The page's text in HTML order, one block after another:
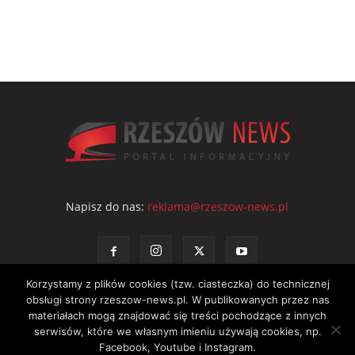
Napisz do nas: reklama@rzeszow-news.pl
Kontakt Polityka prywatności Regulamin portalu
Korzystamy z plików cookies (tzw. ciasteczka) do technicznej
obsługi strony rzeszow-news.pl. W publikowanych przez nas
materiałach mogą znajdować się treści pochodzące z innych
serwisów, które we własnym imieniu używają cookies, np.
Facebook, Youtube i Instagram.